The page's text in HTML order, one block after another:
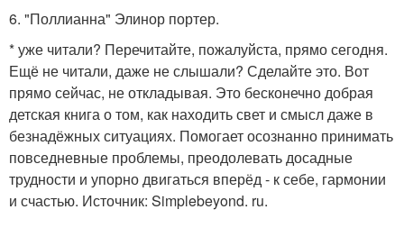
6. "Поллианна" Элинор портер.
* уже читали? Перечитайте, пожалуйста, прямо сегодня.
Ещё не читали, даже не слышали? Сделайте это. Вот
прямо сейчас, не откладывая. Это бесконечно добрая
детская книга о том, как находить свет и смысл даже в
безнадёжных ситуациях. Помогает осознанно принимать
повседневные проблемы, преодолевать досадные
трудности и упорно двигаться вперёд - к себе, гармонии
и счастью. Источник: Simplebeyond. ru.